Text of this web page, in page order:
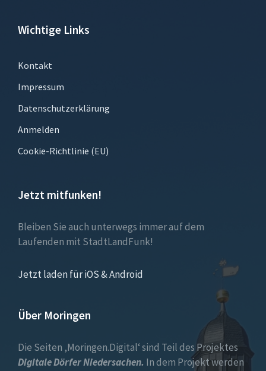
Wichtige Links
Kontakt
Impressum
Datenschutzerklärung
Anmelden
Cookie-Richtlinie (EU)
Jetzt mitfunken!
Bleiben Sie auch unterwegs immer auf dem
Laufenden mit StadtLandFunk!
Jetzt laden für iOS & Android
Über Moringen
Die Seiten ‚Moringen.Digital‘ sind Teil des Projektes
Digitale Dörfer Niedersachen. In dem Projekt werden